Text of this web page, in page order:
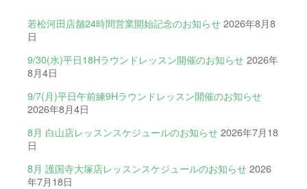
若松河田店舗24時間営業開始記念のお知らせ 2026年8月8
日
9/30(水)平日18Hラウンドレッスン開催のお知らせ 2026年
8月4日
9/7(月)平日午前練9Hラウンドレッスン開催のお知らせ
2026年8月4日
8月 白山店レッスンスケジュールのお知らせ 2026年7月18
日
8月 護国寺大塚店レッスンスケジュールのお知らせ 2026
年7月18日